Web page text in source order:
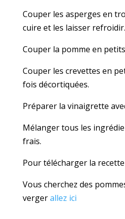
Couper les asperges en
cuire et les laisser refroidir.
Couper la pomme en
Couper les crevettes en
fois décortiquées.
Préparer la vinaigrette
Mélanger tous les
frais.
Pour télécharger la recette
Vous cherchez des
vergerallez ici